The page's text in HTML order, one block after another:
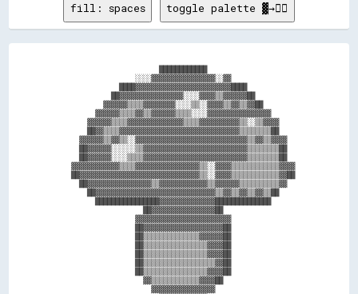
fill: spaces toggle palette ▓→✊🏽
                  ░░░░▓▓▓▓▓▓▓▓▓▓▓▓▓▓▓▓░░▓▓
              ████▓▓▓▓▓▓▓▓▓▓▓▓▓▓▓▓▓▓▓▓▓▓▓▓████
            ██▓▓▓▓▓▓▓▓▓▓▓▓▓▓▓▓░░░░▓▓▓▓▒▒▓▓▓▓▓▓██
          ▓▓▓▓▓▓▒▒▒▒▓▓▓▓▓▓▓▓░░░░▒▒░░▓▓▓▓▒▒▓▓▒▒▓▓██
        ▓▓▓▓▓▓▒▒▒▒▓▓▒▒▓▓▓▓▓▓▒▒▒▒░░░░▓▓▓▓▓▓▓▓▓▓▓▓▓▓▓▓
      ▓▓▓▓▓▓▒▒▒▒▓▓▓▓▓▓▓▓▓▓▓▓▓▓▒▒▒▒▓▓▓▓▓▓▓▓▓▓▒▒░░▒▒▓▓▓▓
      ██▓▓▒▒▒▒▓▓▓▓▓▓▓▓▓▓▓▓▓▓▓▓▓▓▓▓▓▓▓▓▓▓▓▓▓▓▒▒▒▒▒▒▒▒██
    ▓▓▓▓▓▓▒▒▓▓▒▒░░▓▓▓▓▓▓▓▓▓▓▓▓▓▓▓▓▓▓▓▓▓▓▓▓▓▓▓▓▒▒▓▓▒▒▓▓▓▓
    ██▓▓▓▓▓▓░░░░░░▒▒▓▓▓▓▓▓▓▓▓▓▓▓▓▓▓▓▓▓▓▓▓▓▓▓▓▓▒▒▒▒▒▒▒▒██
    ██▓▓▓▓▓▓░░░░▒▒▒▒▓▓▓▓▓▓▓▓▓▓▓▓▓▓▓▓▓▓▓▓▓▓▓▓▓▓▒▒▒▒▒▒▒▒██
  ▓▓▓▓▓▓▓▓▓▓▓▓▒▒▒▒▓▓▓▓▓▓▓▓▓▓▓▓▓▓▓▓▒▒░░▓▓▓▓▒▒▒▒▒▒▒▒▒▒▒▒▓▓▓▓
  ██▓▓▓▓▓▓▓▓▓▓▓▓▓▓▓▓▓▓▓▓▓▓▓▓▓▓▓▓▓▓▒▒░░▓▓▓▓▒▒▒▒▒▒▒▒▒▒▒▒▓▓██
    ██▓▓▓▓▓▓▓▓▓▓▓▓▓▓▓▓▒▒▓▓▓▓▓▓▓▓▓▓▓▓▒▒▓▓▓▓▓▓▒▒▒▒▒▒▒▒▒▒▓▓
      ██▓▓▓▓▓▓▓▓▓▓▓▓▓▓▓▓▓▓▓▓▓▓▓▓▓▓▓▓▓▓▒▒▓▓▒▒▓▓▒▒▓▓▒▒██
        ████████████████▓▓▓▓▓▓▓▓▓▓▓▓▓▓██████████████
                    ██▓▓▓▓▓▓▓▓▓▓▓▓▓▓▓▓██
                  ▓▓▓▓▓▓▓▓▓▓▓▓▓▓▓▓▓▓▓▓▓▓▓▓
                  ██▓▓▓▓▓▓▓▓▓▓▓▓▓▓▓▓▓▓▓▓██
                  ██▒▒▒▒▒▒▒▒▒▒▒▒▒▒▓▓▓▓▓▓██
                  ██▒▒▒▒▒▒▒▒▒▒▒▒▒▒▒▒▓▓▓▓██
                  ██▒▒▒▒▒▒▒▒▒▒▒▒▒▒▒▒▓▓▓▓██
                  ██▒▒▒▒▒▒▒▒▒▒▒▒▒▒▒▒▒▒▓▓██
                  ██▒▒▒▒▒▒▒▒▒▒▒▒▒▒▒▒▓▓▓▓██
                    ▓▓▒▒▒▒▒▒▒▒▒▒▒▒▓▓▓▓██
                      ▓▓▓▓▓▓▓▓▓▓▓▓▓▓▓▓